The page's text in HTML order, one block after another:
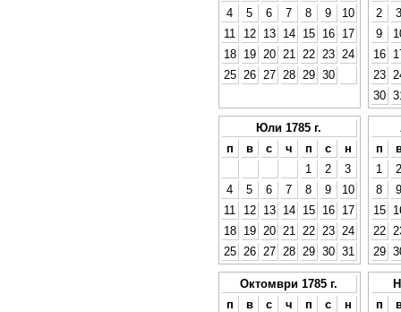
4
5 6 7 8 9
10
11
12 13 14 15 16
17
18
19 20 21 22 23
24
25
26 27 28 29 30
2
3
9
16
23
30
Юли 1785 г.
п
в с ч п с
н
1
2
3
4
5 6 7 8 9
10
11
12 13 14 15 16
17
18
19 20 21 22 23
24
25
26 27 28 29 30 31
п
1
2
8
9
15
22
29
Октомври 1785 г.
п
в с ч п с
н
п